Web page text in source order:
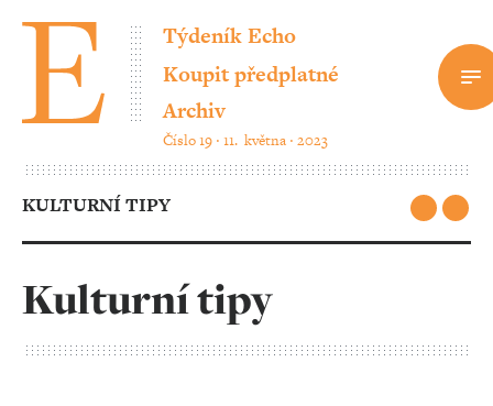
Týdeník Echo
Koupit předplatné
Archiv
Číslo 19 ‧ 11. května ‧ 2023
KULTURNÍ TIPY
Kulturní tipy